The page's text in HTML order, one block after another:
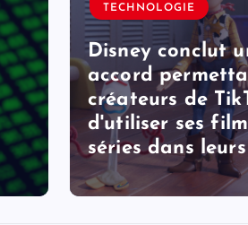
TECHNOLOGIE
Disney conclut
accord
créateurs de
d'utiliser ses
séries dans